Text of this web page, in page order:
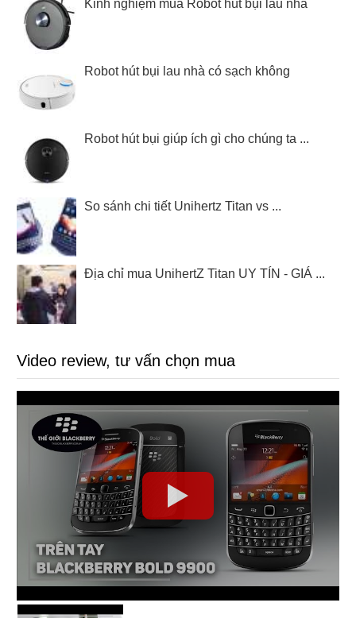
Kinh nghiệm mua Robot hút bụi lau nhà
Robot hút bụi lau nhà có sạch không
Robot hút bụi giúp ích gì cho chúng ta ...
So sánh chi tiết Unihertz Titan vs ...
Địa chỉ mua UnihertZ Titan UY TÍN - GIÁ ...
Video review, tư vấn chọn mua